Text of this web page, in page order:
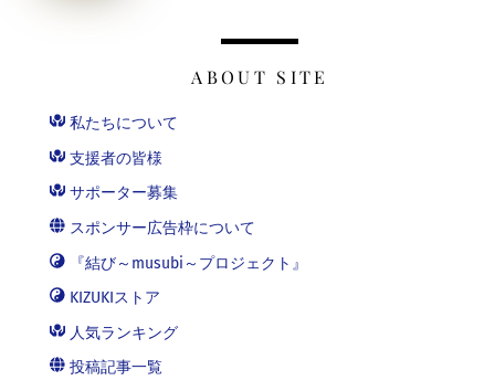
ABOUT SITE
私たちについて
支援者の皆様
サポーター募集
スポンサー広告枠について
『結び～musubi～プロジェクト』
KIZUKIストア
人気ランキング
投稿記事一覧